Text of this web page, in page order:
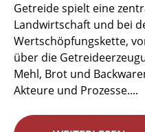
Getreide spielt eine
Landwirtschaft und bei
Wertschöpfungskette,
über die
Mehl, Brot und
Akteure und Prozesse....